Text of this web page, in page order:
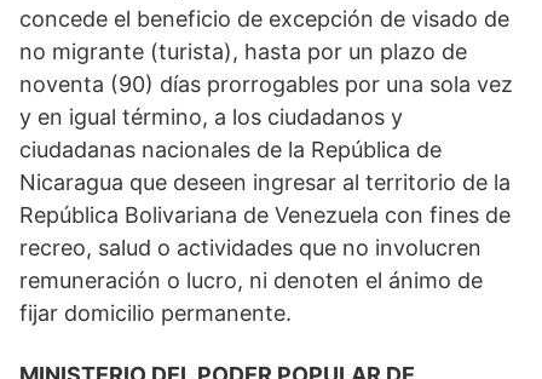
concede el beneficio de excepción de visado de
no migrante (turista), hasta por un plazo de
noventa (90) días prorrogables por una sola vez
y en igual término, a los ciudadanos y
ciudadanas nacionales de la República de
Nicaragua que deseen ingresar al territorio de la
República Bolivariana de Venezuela con fines de
recreo, salud o actividades que no involucren
remuneración o lucro, ni denoten el ánimo de
fijar domicilio permanente.